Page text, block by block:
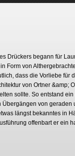
Drückers begann für
Form von
dass die Vorliebe für
von Ortner &amp;
sollte. So entstand
Übergängen von
längst bekanntes in
offenbart er ein